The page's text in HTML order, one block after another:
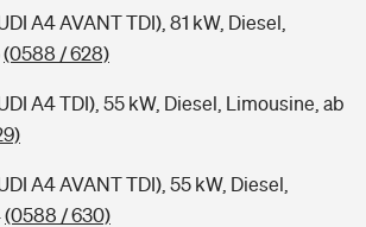
A4 AVANT TDI), 81 kW, Diesel,
(0588 / 628)
A4 TDI), 55 kW, Diesel, Limousine, ab
A4 AVANT TDI), 55 kW, Diesel,
(0588 / 630)